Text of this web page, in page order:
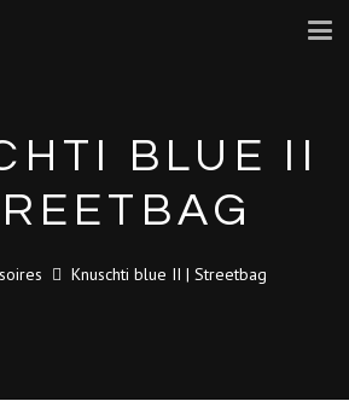
BLUE II
Knuschti blue II | Streetbag